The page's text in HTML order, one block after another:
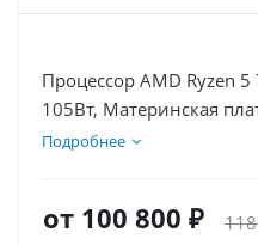
Процессор AMD Ryzen
105Вт, Материнская
WIFI, Видеокарта RTX
Подробнее
от 100 800 ₽